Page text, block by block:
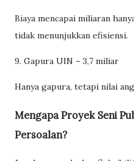
Biaya mencapai miliaran
tidak menunjukkan efisiensi.
9. Gapura UIN – 3,7 miliar
Hanya gapura, tetapi nilai
Mengapa Proyek Seni
Persoalan?